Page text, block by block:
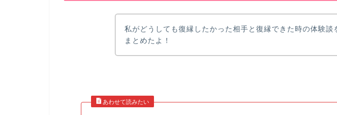
私がどうしても復縁したかった相手と復縁できた時の体験談
まとめたよ！